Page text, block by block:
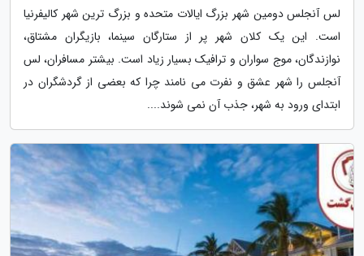
لس آنجلس دومین شهر بزرگ ایالات متحده و بزرگ ترین شهر کالیفرنیا
است. این یک کلان شهر پر از ستارگان سینما، بازیگران مشتاق،
نوازندگان، موج سواران و ترافیک بسیار زیاد است. بیشتر مسافران، لس
آنجلس را شهر عشق و نفرت می نامند چرا که بعضی از گردشگران در
ابتدای ورود به شهر، جذب آن نمی شوند....